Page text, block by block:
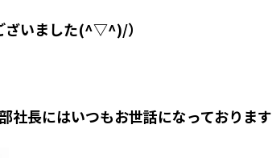
ざいました(^▽^)/）
社長にはいつもお世話になっております